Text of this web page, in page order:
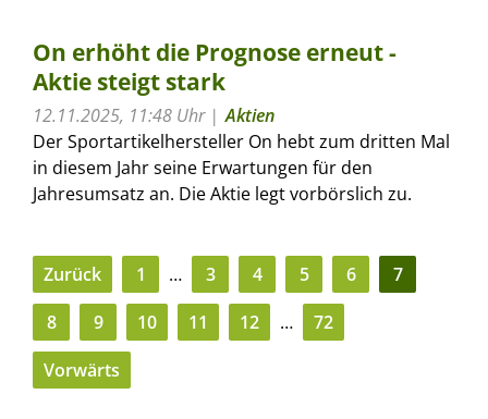
On erhöht die Prognose erneut -
Aktie steigt stark
12.11.2025, 11:48 Uhr
Aktien
Der Sportartikelhersteller On hebt zum dritten Mal
in diesem Jahr seine Erwartungen für den
Jahresumsatz an. Die Aktie legt vorbörslich zu.
Zurück 1 … 3 4 5 6
7
8
9 10 11 12 …
72
Vorwärts